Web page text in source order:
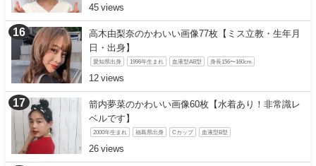
45
高木由梨奈のかわいい画像77枚【ミス立教・生年月
日・出身】
愛知県出身 1996年生まれ 血液型AB型 身長156〜160cm
12
箭内夢菜のかわいい画像60枚【水着あり！非常識レ
ベルです】
2000年生まれ 福島県出身 Cカップ 血液型B型
26